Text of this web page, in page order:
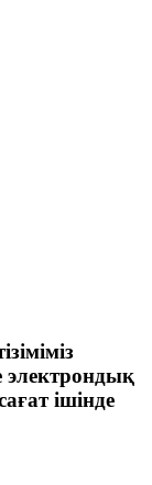
электрондық
ішінде